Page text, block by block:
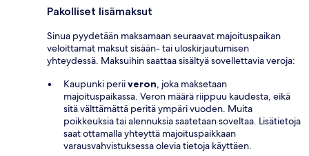
Pakolliset lisämaksut
Sinua pyydetään maksamaan seuraavat majoituspaikan
veloittamat maksut sisään- tai uloskirjautumisen
yhteydessä. Maksuihin saattaa sisältyä sovellettavia veroja:
Kaupunki periiveron, joka maksetaan
majoituspaikassa. Veron määrä riippuu kaudesta, eikä
sitä välttämättä peritä ympäri vuoden. Muita
poikkeuksia tai alennuksia saatetaan soveltaa. Lisätietoja
saat ottamalla yhteyttä majoituspaikkaan
varausvahvistuksessa olevia tietoja käyttäen.